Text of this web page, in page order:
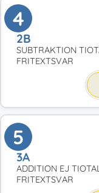
4
2B
SUBTRAKTION
FRITEXTSVAR
5
3A
ADDITION EJ
FRITEXTSVAR